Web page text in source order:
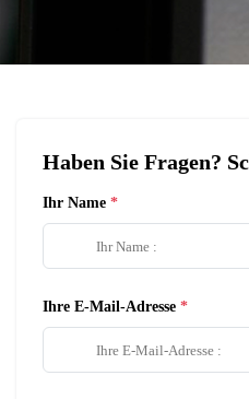
Haben Sie Fragen?
Ihr Name
Ihre E-Mail-Adresse